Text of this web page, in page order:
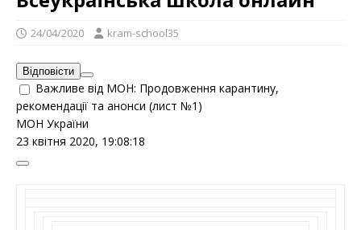
24/04/2020 kram-school35
Відповісти
Важливе від МОН: Продовження карантину,
рекомендації та анонси (лист №1)
МОН України
23 квітня 2020, 19:08:18